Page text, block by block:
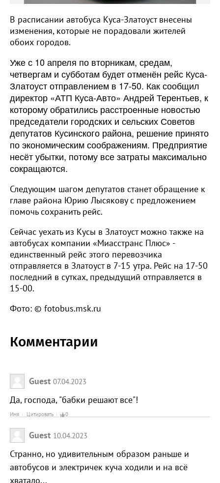
В расписании автобуса Куса-Златоуст внесены
изменения, которые не порадовали жителей
обоих городов.
Уже с 10 апреля по вторникам, средам,
четвергам и субботам будет отменён рейс Куса-
Златоуст отправлением в 17-50. Как сообщил
директор «АТП Куса-Авто» Андрей Терентьев, к
которому обратились расстроенные новостью
председатели городских и сельских Советов
депутатов Кусинского района, решение принято
по экономическим соображениям. Предприятие
несёт убытки, потому все затраты максимально
сокращаются.
Следующим шагом депутатов станет обращение к
главе района Юрию Лысякову с предложением
помочь сохранить рейс.
Сейчас уехать из Кусы в Златоуст можно также на
автобусах компании «Миасстранс Плюс» -
единственный рейс этого перевозчика
отправляется в Златоуст в 7-15 утра. Рейс на 17-50
последний в сутках, предыдущий отправляется в
15-00.
Фото: © fotobus.msk.ru
Комментарии
Guest 07.04.2023
Да, господа, "бабки решают все"!
Имя Цитировать 0
Guest 10.04.2023
Странно, но удивительным образом раньше и
автобусов и электричек куча ходили и на всё
хватало...